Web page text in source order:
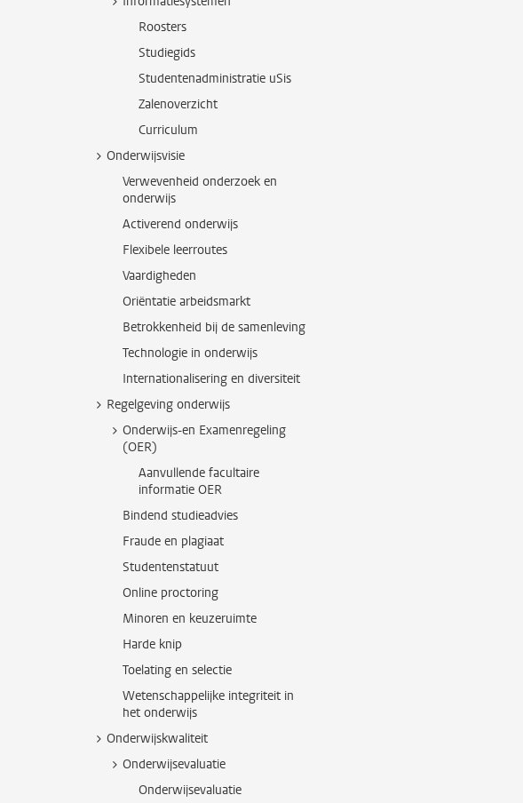
Roosters
Studiegids
Studentenadministratie uSis
Zalenoverzicht
Curriculum
Onderwijsvisie
Verwevenheid onderzoek en
onderwijs
Activerend onderwijs
Flexibele leerroutes
Vaardigheden
Oriëntatie arbeidsmarkt
Betrokkenheid bij de samenleving
Technologie in onderwijs
Internationalisering en diversiteit
Regelgeving onderwijs
Onderwijs-en Examenregeling
(OER)
Aanvullende facultaire
informatie OER
Bindend studieadvies
Fraude en plagiaat
Studentenstatuut
Online proctoring
Minoren en keuzeruimte
Harde knip
Toelating en selectie
Wetenschappelijke integriteit in
het onderwijs
Onderwijskwaliteit
Onderwijsevaluatie
Onderwijsevaluatie